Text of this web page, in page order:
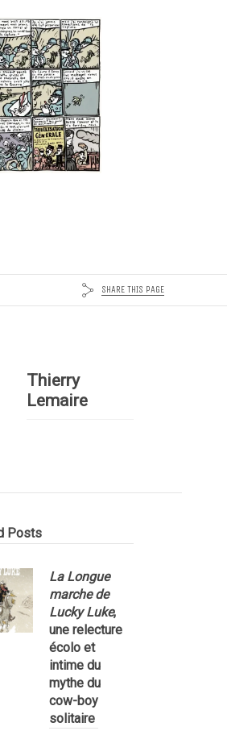
SHARE THIS PAGE
Thierry
Lemaire
Posts
La Longue
marche de
Lucky Luke,
une relecture
écolo et
intime du
mythe du
cow-boy
solitaire